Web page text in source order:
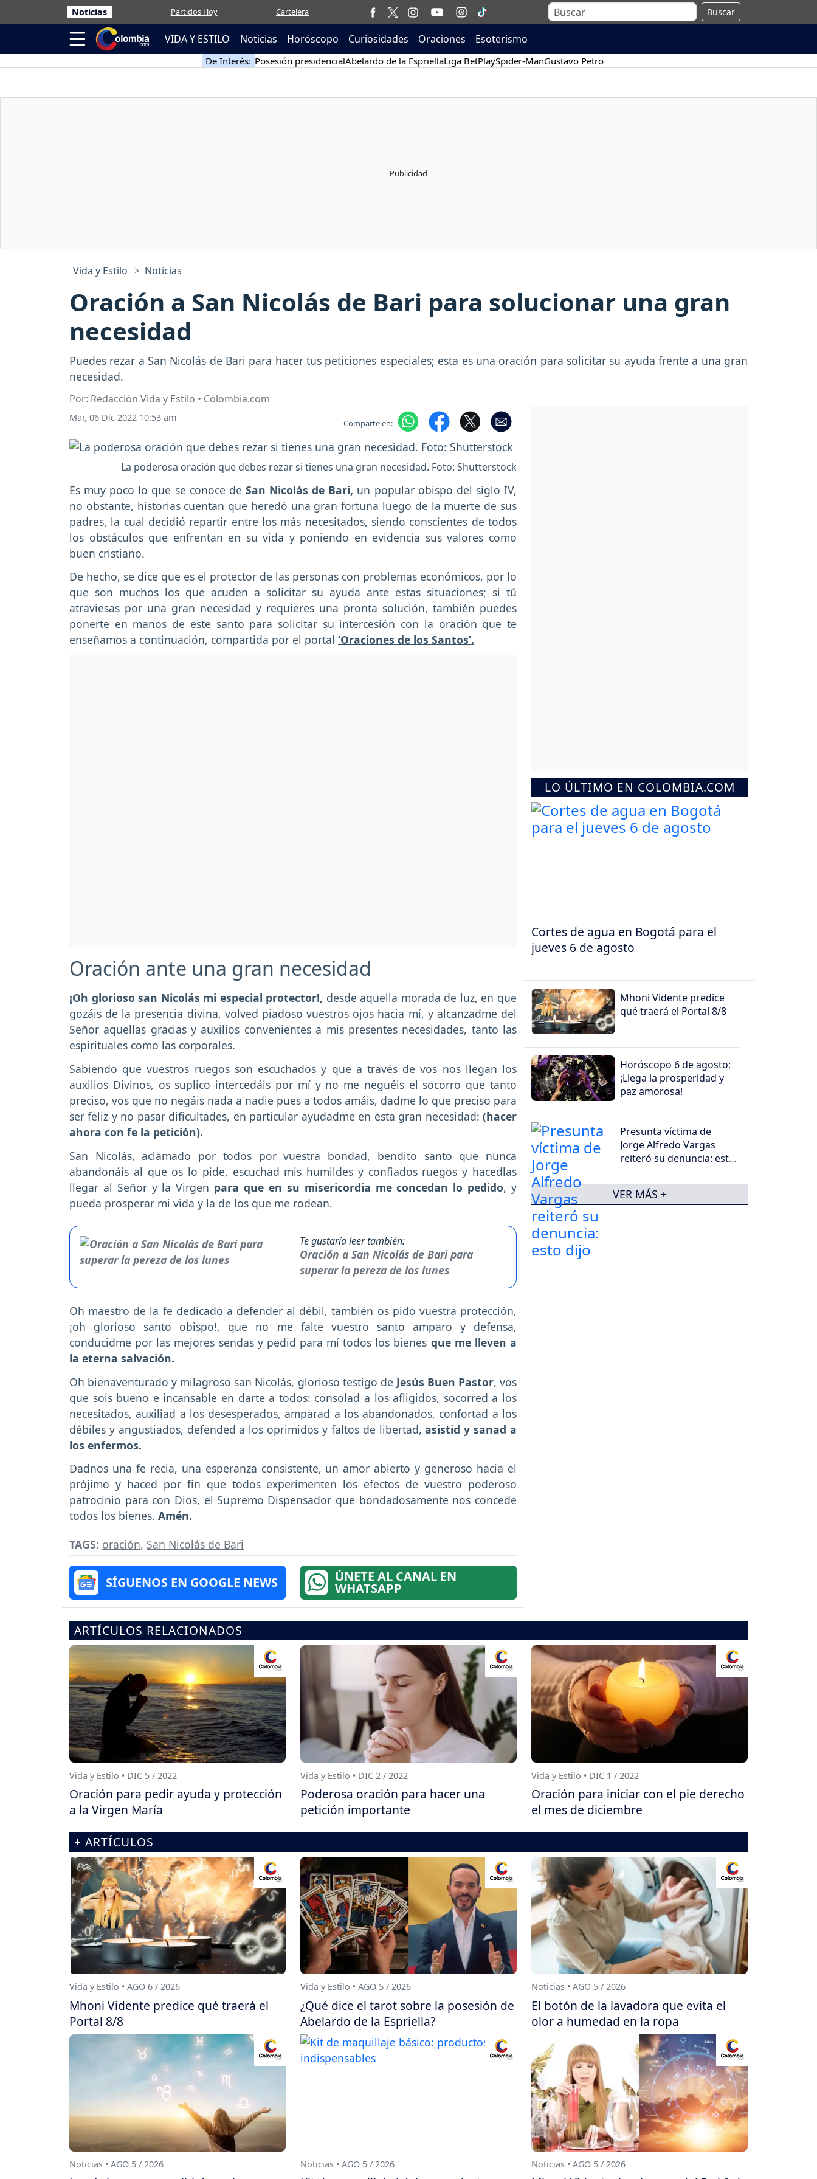
Noticias Partidos Hoy Cartelera Buscar
VIDA Y ESTILO Noticias Horóscopo Curiosidades Oraciones Esoterismo
De Interés: Posesión presidencialAbelardo de la EspriellaLiga BetPlaySpider-ManGustavo Petro
Vida y Estilo Noticias
Oración a San Nicolás de Bari para solucionar una gran
necesidad
Puedes rezar a San Nicolás de Bari para hacer tus peticiones especiales; esta es una oración para solicitar su ayuda frente a una gran
necesidad.
Por: Redacción Vida y Estilo • Colombia.com
Mar, 06 Dic 2022 10:53 am Comparte en:
La poderosa oración que debes rezar si tienes una gran necesidad. Foto: Shutterstock
Es muy poco lo que se conoce de San Nicolás de Bari, un popular obispo del siglo IV,
no obstante, historias cuentan que heredó una gran fortuna luego de la muerte de sus
padres, la cual decidió repartir entre los más necesitados, siendo conscientes de todos
los obstáculos que enfrentan en su vida y poniendo en evidencia sus valores como
buen cristiano.
De hecho, se dice que es el protector de las personas con problemas económicos, por lo
que son muchos los que acuden a solicitar su ayuda ante estas situaciones; si tú
atraviesas por una gran necesidad y requieres una pronta solución, también puedes
ponerte en manos de este santo para solicitar su intercesión con la oración que te
enseñamos a continuación, compartida por el portal ‘Oraciones de los Santos’.
Oración ante una gran necesidad
¡Oh glorioso san Nicolás mi especial protector!, desde aquella morada de luz, en que
gozáis de la presencia divina, volved piadoso vuestros ojos hacia mí, y alcanzadme del
Señor aquellas gracias y auxilios convenientes a mis presentes necesidades, tanto las
espirituales como las corporales.
Sabiendo que vuestros ruegos son escuchados y que a través de vos nos llegan los
auxilios Divinos, os suplico intercedáis por mí y no me neguéis el socorro que tanto
preciso, vos que no negáis nada a nadie pues a todos amáis, dadme lo que preciso para
ser feliz y no pasar dificultades, en particular ayudadme en esta gran necesidad: (hacer
ahora con fe la petición).
San Nicolás, aclamado por todos por vuestra bondad, bendito santo que nunca
abandonáis al que os lo pide, escuchad mis humildes y confiados ruegos y hacedlas
llegar al Señor y la Virgen para que en su misericordia me concedan lo pedido, y
pueda prosperar mi vida y la de los que me rodean.
Te gustaría leer también:
Oración a San Nicolás de Bari para
superar la pereza de los lunes
Oh maestro de la fe dedicado a defender al débil, también os pido vuestra protección,
¡oh glorioso santo obispo!, que no me falte vuestro santo amparo y defensa,
conducidme por las mejores sendas y pedid para mí todos los bienes que me lleven a
la eterna salvación.
Oh bienaventurado y milagroso san Nicolás, glorioso testigo de Jesús Buen Pastor, vos
que sois bueno e incansable en darte a todos: consolad a los afligidos, socorred a los
necesitados, auxiliad a los desesperados, amparad a los abandonados, confortad a los
débiles y angustiados, defended a los oprimidos y faltos de libertad, asistid y sanad a
los enfermos.
Dadnos una fe recia, una esperanza consistente, un amor abierto y generoso hacia el
prójimo y haced por fin que todos experimenten los efectos de vuestro poderoso
patrocinio para con Dios, el Supremo Dispensador que bondadosamente nos concede
todos los bienes. Amén.
TAGS: oración, San Nicolás de Bari
SÍGUENOS EN GOOGLE NEWS ÚNETE AL CANAL EN
WHATSAPP
LO ÚLTIMO EN COLOMBIA.COM
Cortes de agua en Bogotá para el
jueves 6 de agosto
Mhoni Vidente predice
qué traerá el Portal 8/8
Horóscopo 6 de agosto:
¡Llega la prosperidad y
paz amorosa!
Presunta víctima de
Jorge Alfredo Vargas
reiteró su denuncia: esto
VER MÁS +
ARTÍCULOS RELACIONADOS
Vida y Estilo • DIC 5 / 2022
Oración para pedir ayuda y protección
a la Virgen María
Vida y Estilo • DIC 2 / 2022
Poderosa oración para hacer una
petición importante
Vida y Estilo • DIC 1 / 2022
Oración para iniciar con el pie derecho
el mes de diciembre
+ ARTÍCULOS
Vida y Estilo • AGO 6 / 2026
Mhoni Vidente predice qué traerá el
Portal 8/8
Vida y Estilo • AGO 5 / 2026
¿Qué dice el tarot sobre la posesión de
Abelardo de la Espriella?
Noticias • AGO 5 / 2026
El botón de la lavadora que evita el
olor a humedad en la ropa
Noticias • AGO 5 / 2026 Noticias • AGO 5 / 2026 Noticias • AGO 5 / 2026